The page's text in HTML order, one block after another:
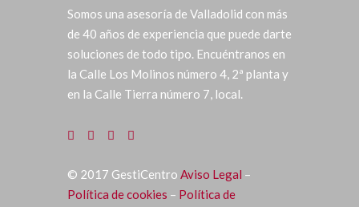
Somos una asesoría de Valladolid con más
de 40 años de experiencia que puede darte
soluciones de todo tipo. Encuéntranos en
la Calle Los Molinos número 4, 2ª planta y
en la Calle Tierra número 7, local.
© 2017 GestiCentro Aviso Legal –
Política de cookies – Política de